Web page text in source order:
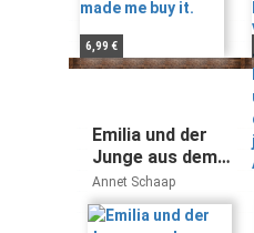
6,99 €
Emilia und der
Junge aus dem
Meer:
Märchenhafte
Fantasy ab 10
Annet Schaap